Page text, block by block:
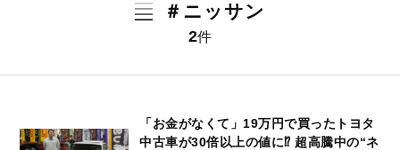
＃ニッサン
2件
「お金がなくて」19万円で買ったトヨタ
中古車が30倍以上の値に⁉︎ 超高騰中の“ネ